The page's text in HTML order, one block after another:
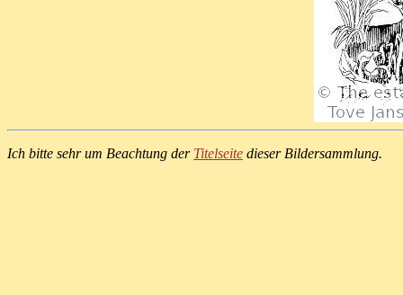
Ich bitte sehr um Beachtung der Titelseite dieser Bildersammlung.